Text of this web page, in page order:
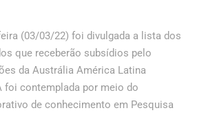
(03/03/22) foi divulgada a lista dos
que receberão subsídios pelo
da Austrália América Latina
foi contemplada por meio do
de conhecimento em Pesquisa